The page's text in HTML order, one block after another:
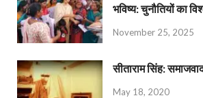
भविष्य: चुनौतियों का
November 25, 2025
सीताराम सिंह:
May 18, 2020